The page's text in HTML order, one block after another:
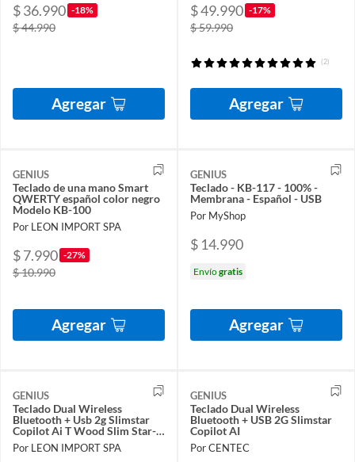
$ 36.990 -18%
$ 44.990
Agregar
$ 49.990 -17%
$ 59.990
(2)
Agregar
GENIUS
Teclado de una mano Smart
QWERTY español color negro
Modelo KB-100
Por LEON IMPORT SPA
$ 7.990 -27%
$ 10.990
Agregar
GENIUS
Teclado - KB-117 - 100% -
Membrana - Español - USB
Por MyShop
$ 14.990
Envíogratis
Agregar
GENIUS
Teclado Dual Wireless
Bluetooth + Usb 2g Slimstar
Copilot Ai T Wood Slim Star-
7250BT
Por LEON IMPORT SPA
GENIUS
Teclado Dual Wireless
Bluetooth + USB 2G Slimstar
Copilot AI
Por CENTEC